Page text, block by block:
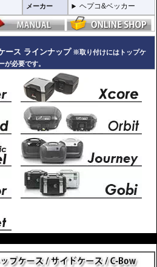
メーカー ヘプコ&ベッカー
ース ラインナップ ※取り付けにはトップケ
が必要です。